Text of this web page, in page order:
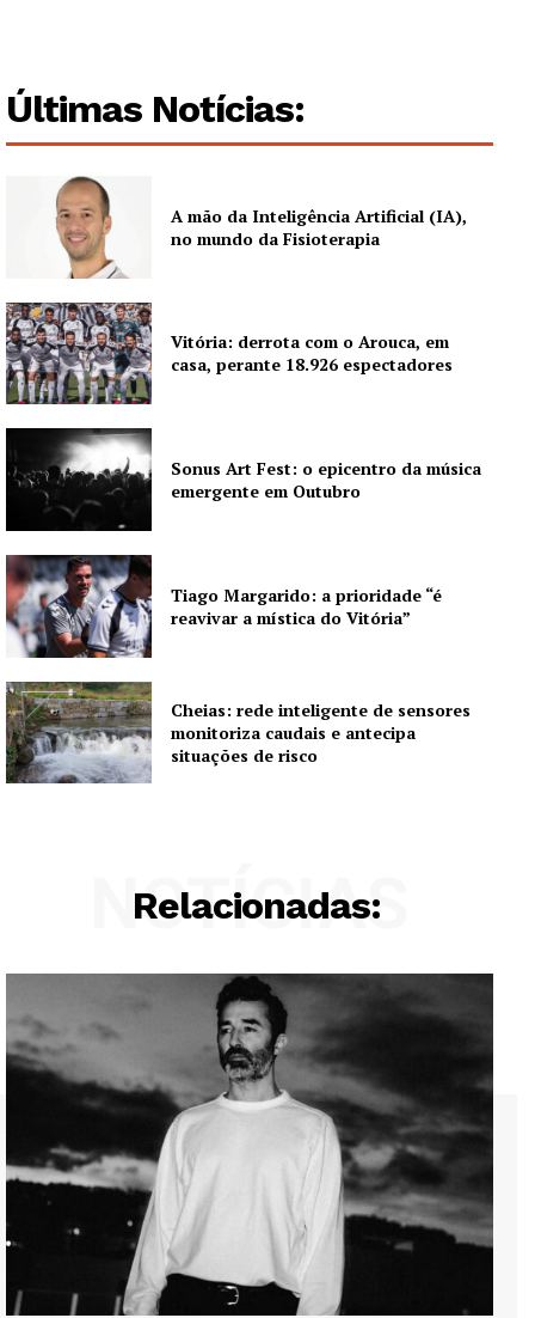
Institucional
Artigos
Edição Digital
Europa
Grande Entrevista
Publicidade
Quero ser Assinante
Últimas Notícias:
A mão da Inteligência Artificial (IA),
no mundo da Fisioterapia
Vitória: derrota com o Arouca, em
casa, perante 18.926 espectadores
Sonus Art Fest: o epicentro da música
emergente em Outubro
Tiago Margarido: a prioridade “é
reavivar a mística do Vitória”
Cheias: rede inteligente de sensores
monitoriza caudais e antecipa
situações de risco
Relacionadas:
NOTÍCIAS